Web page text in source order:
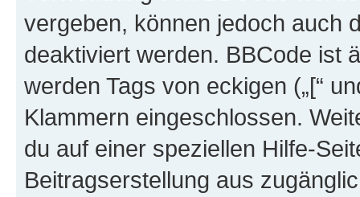
vergeben, können jedoch auch
deaktiviert werden. BBCode ist
werden Tags von eckigen („[“
Klammern eingeschlossen.
du auf einer speziellen Hilfe-
Beitragserstellung aus